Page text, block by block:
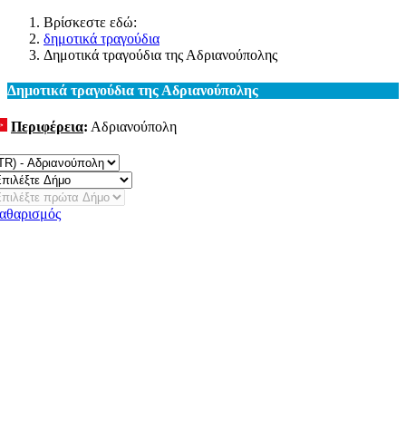
Βρίσκεστε εδώ:
δημοτικά τραγούδια
Δημοτικά τραγούδια της Αδριανούπολης
Δημοτικά τραγούδια της Αδριανούπολης
Περιφέρεια: Αδριανούπολη